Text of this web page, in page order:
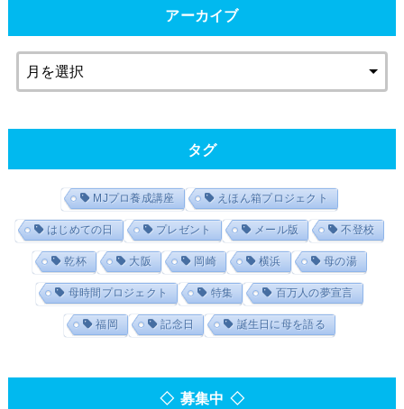
アーカイブ
タグ
MJプロ養成講座 えほん箱プロジェクト
はじめての日 プレゼント メール版 不登校
乾杯 大阪 岡崎 横浜 母の湯
母時間プロジェクト 特集 百万人の夢宣言
福岡 記念日 誕生日に母を語る
◇ 募集中 ◇